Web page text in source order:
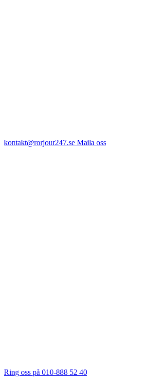
kontakt@rorjour247.se Maila oss
Ring oss på 010-888 52 40